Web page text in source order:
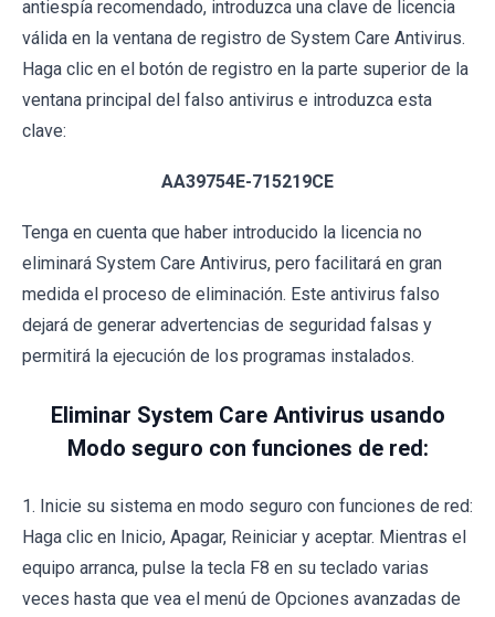
antiespía recomendado, introduzca una clave de licencia
válida en la ventana de registro de System Care Antivirus.
Haga clic en el botón de registro en la parte superior de la
ventana principal del falso antivirus e introduzca esta
clave:
AA39754E-715219CE
Tenga en cuenta que haber introducido la licencia no
eliminará System Care Antivirus, pero facilitará en gran
medida el proceso de eliminación. Este antivirus falso
dejará de generar advertencias de seguridad falsas y
permitirá la ejecución de los programas instalados.
Eliminar System Care Antivirus usando
Modo seguro con funciones de red:
1. Inicie su sistema en modo seguro con funciones de red:
Haga clic en Inicio, Apagar, Reiniciar y aceptar. Mientras el
equipo arranca, pulse la tecla F8 en su teclado varias
veces hasta que vea el menú de Opciones avanzadas de